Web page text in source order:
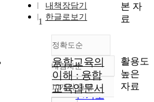
내책장담기
한글로보기
정확도순
정확도
순
인기도
내림차순
내림차순
10개씩 출력
1
융합교육의
이해 : 융합
교육입문서
본 자
료
활용도
높은
자료